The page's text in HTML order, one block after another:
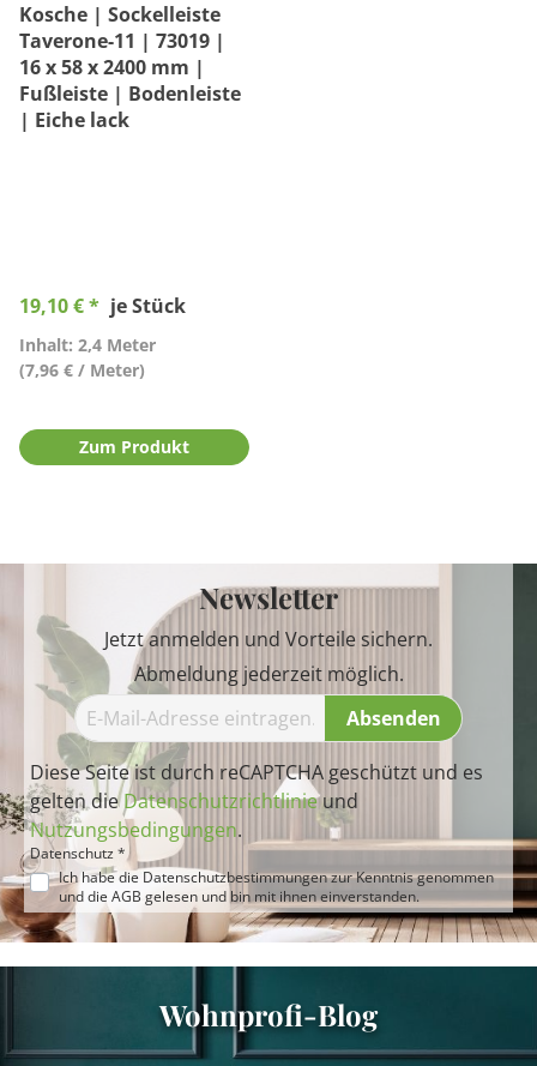
Kosche | Sockelleiste
Taverone-11 | 73019 |
16 x 58 x 2400 mm |
Fußleiste | Bodenleiste
| Eiche lack
19,10 € * je Stück
Inhalt: 2,4 Meter
(7,96 € / Meter)
Zum Produkt
Newsletter
Jetzt anmelden und Vorteile sichern.
Abmeldung jederzeit möglich.
Absenden
Diese Seite ist durch reCAPTCHA geschützt und es
gelten dieDatenschutzrichtlinieund
Nutzungsbedingungen.
Datenschutz *
Ich habe die Datenschutzbestimmungenzur Kenntnis genommen
und die AGB gelesen und bin mit ihnen einverstanden.
Wohnprofi-Blog